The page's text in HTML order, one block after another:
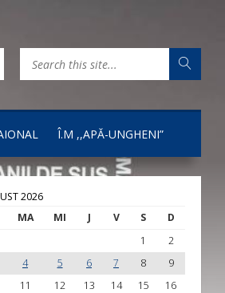
Î.M ,,APĂ-UNGHENI”
2026
MA MI J V S D
1
2
4 5 6 7 8
9
11 12 13 14 15
16